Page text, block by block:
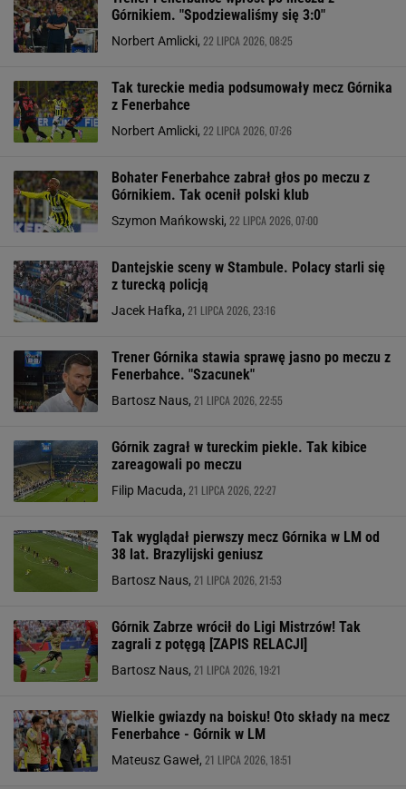
Górnikiem. "Spodziewaliśmy się 3:0"
Norbert Amlicki, 22 LIPCA 2026, 08:25
Tak tureckie media podsumowały mecz Górnika
z Fenerbahce
Norbert Amlicki, 22 LIPCA 2026, 07:26
Bohater Fenerbahce zabrał głos po meczu z
Górnikiem. Tak ocenił polski klub
Szymon Mańkowski, 22 LIPCA 2026, 07:00
Dantejskie sceny w Stambule. Polacy starli się
z turecką policją
Jacek Hafka, 21 LIPCA 2026, 23:16
Trener Górnika stawia sprawę jasno po meczu z
Fenerbahce. "Szacunek"
Bartosz Naus, 21 LIPCA 2026, 22:55
Górnik zagrał w tureckim piekle. Tak kibice
zareagowali po meczu
Filip Macuda, 21 LIPCA 2026, 22:27
Tak wyglądał pierwszy mecz Górnika w LM od
38 lat. Brazylijski geniusz
Bartosz Naus, 21 LIPCA 2026, 21:53
Górnik Zabrze wrócił do Ligi Mistrzów! Tak
zagrali z potęgą [ZAPIS RELACJI]
Bartosz Naus, 21 LIPCA 2026, 19:21
Wielkie gwiazdy na boisku! Oto składy na mecz
Fenerbahce - Górnik w LM
Mateusz Gaweł, 21 LIPCA 2026, 18:51